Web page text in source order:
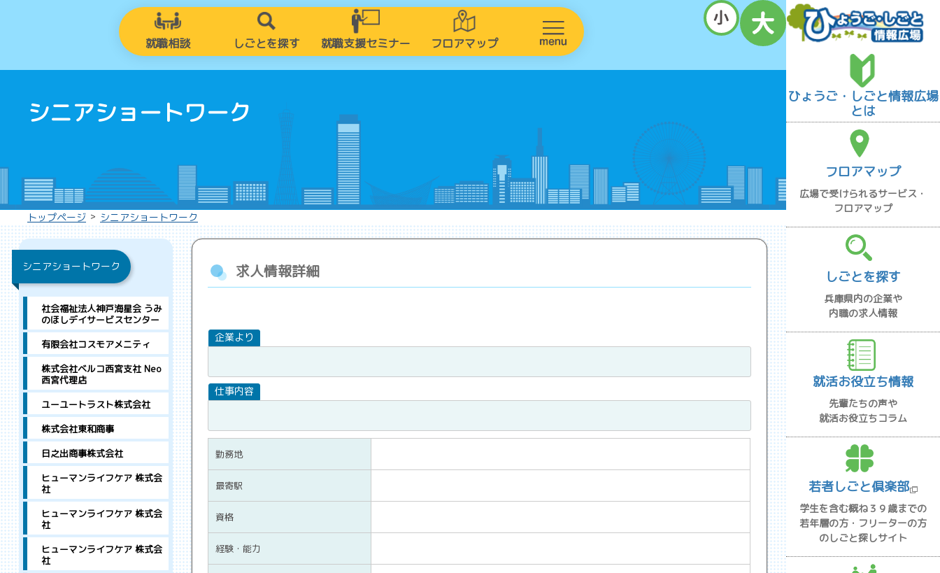
就職相談 しごとを探す 就職支援セミナー フロアマップ
シニアショートワーク
トップページ > シニアショートワーク
求人情報詳細
勤務地
最寄駅
資格
経験・能力
シニアショートワーク
社会福祉法人神戸海星会 うみ
のほしデイサービスセンター
有限会社コスモアメニティ
株式会社ベルコ西宮支社 Neo
西宮代理店
ユーユートラスト株式会社
株式会社東和商事
日之出商事株式会社
ヒューマンライフケア 株式会
社
ヒューマンライフケア 株式会
社
ヒューマンライフケア 株式会
社
ひょうご・しごと情報広場
とは
フロアマップ
広場で受けられるサービス・
フロアマップ
しごとを探す
兵庫県内の企業や
内職の求人情報
就活お役立ち情報
先輩たちの声や
就活お役立ちコラム
若者しごと倶楽部
学生を含む概ね３９歳までの
若年層の方・フリーターの方
のしごと探しサイト